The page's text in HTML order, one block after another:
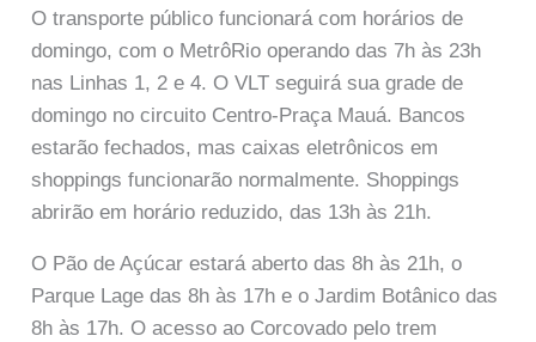
O transporte público funcionará com horários de
domingo, com o MetrôRio operando das 7h às 23h
nas Linhas 1, 2 e 4. O VLT seguirá sua grade de
domingo no circuito Centro-Praça Mauá. Bancos
estarão fechados, mas caixas eletrônicos em
shoppings funcionarão normalmente. Shoppings
abrirão em horário reduzido, das 13h às 21h.
O Pão de Açúcar estará aberto das 8h às 21h, o
Parque Lage das 8h às 17h e o Jardim Botânico das
8h às 17h. O acesso ao Corcovado pelo trem